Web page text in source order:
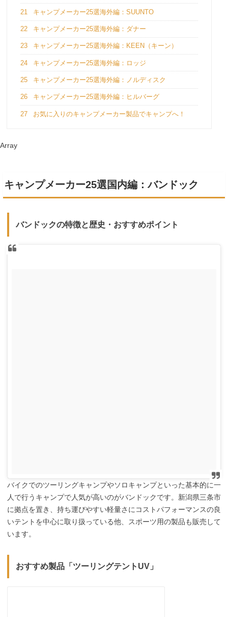
21 キャンプメーカー25選海外編：SUUNTO
22 キャンプメーカー25選海外編：ダナー
23 キャンプメーカー25選海外編：KEEN（キーン）
24 キャンプメーカー25選海外編：ロッジ
25 キャンプメーカー25選海外編：ノルディスク
26 キャンプメーカー25選海外編：ヒルバーグ
27 お気に入りのキャンプメーカー製品でキャンプへ！
Array
キャンプメーカー25選国内編：バンドック
バンドックの特徴と歴史・おすすめポイント
バイクでのツーリングキャンプやソロキャンプといった基本的に一
人で行うキャンプで人気が高いのがバンドックです。新潟県三条市
に拠点を置き、持ち運びやすい軽量さにコストパフォーマンスの良
いテントを中心に取り扱っている他、スポーツ用の製品も販売して
います。
おすすめ製品「ツーリングテントUV」